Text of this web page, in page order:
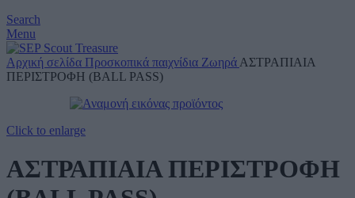
Search
Menu
Αρχική σελίδα Προσκοπικά παιχνίδια Ζωηρά ΑΣΤΡΑΠΙΑΙΑ
ΠΕΡΙΣΤΡΟΦΗ (BALL PASS)
Click to enlarge
ΑΣΤΡΑΠΙΑΙΑ ΠΕΡΙΣΤΡΟΦΗ